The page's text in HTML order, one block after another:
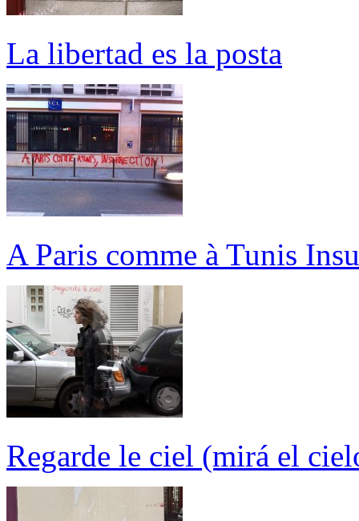
La libertad es la posta
A Paris comme à Tunis
Regarde le ciel (mirá el